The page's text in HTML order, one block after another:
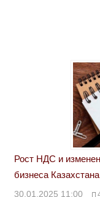
Рост НДС и
бизнеса Казахстана
30.01.2025 11:00